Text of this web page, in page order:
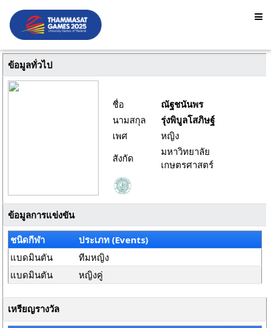
ข้อมูลทั่วไป
ชื่อ
ณัฐชนันพร
นามสกุล
รุ่งพิบูลโสภิษฐ์
เพศ
หญิง
สังกัด
มหาวิทยาลัย
เกษตรศาสตร์
ข้อมูลการแข่งขัน
ชนิดกีฬา
ประเภท (Events)
แบดมินตัน
ทีมหญิง
แบดมินตัน
หญิงคู่
เหรียญรางวัล